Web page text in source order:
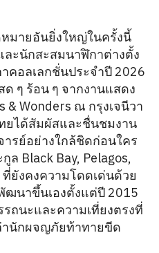
มายอันยิ่งใหญ่ในครั้งนี้
ะนักสะสมนาฬิกาต่างตั้ง
คอลเลกชั่นประจำปี 2026
ด ๆ ร้อน ๆ จากงานแสดง
& Wonders ณ กรุงเจนีวา
ยได้สัมผัสและชื่นชมงาน
รย์อย่างใกล้ชิดก่อนใคร
Black Bay, Pelagos,
ที่ยังคงความโดดเด่นด้วย
ฒนาขึ้นเองตั้งแต่ปี 2015
ถนะและความเที่ยงตรงที่
านักผจญภัยท้าทายขีด